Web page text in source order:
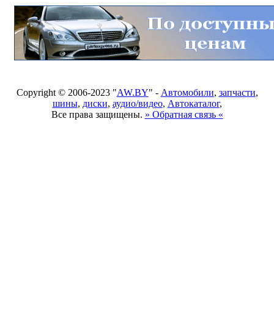
Copyright © 2006-2023 "AW.BY" - Автомобили, запчасти,
шины, диски, аудио/видео, Автокаталог,
Все права защищены. » Обратная связь «